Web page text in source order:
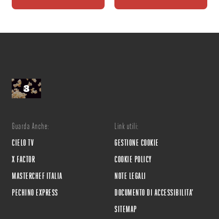
Guarda Anche:
CIELO TV
X FACTOR
MASTERCHEF ITALIA
PECHINO EXPRESS
Link utili:
GESTIONE COOKIE
COOKIE POLICY
NOTE LEGALI
DOCUMENTO DI ACCESSIBILITA'
SITEMAP